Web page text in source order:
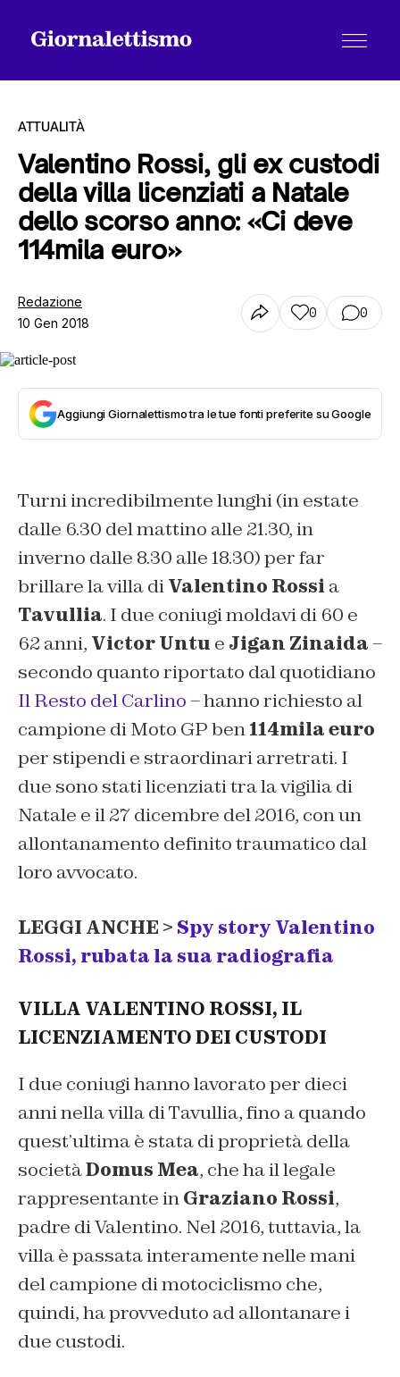
Tutti gli articoli
ATTUALITÀ
Valentino Rossi, gli ex custodi
della villa licenziati a Natale
dello scorso anno: «Ci deve
114mila euro»
Redazione
10 Gen 2018
0 0
Aggiungi Giornalettismo tra le tue fonti preferite su Google
Turni incredibilmente lunghi (in estate
dalle 6.30 del mattino alle 21.30, in
inverno dalle 8.30 alle 18.30) per far
brillare la villa diValentino Rossi a
Tavullia. I due coniugi moldavi di 60 e
62 anni, Victor Untu e Jigan Zinaida–
secondo quanto riportato dal quotidiano
Il Resto del Carlino– hanno richiesto al
campione di Moto GP ben114mila euro
per stipendi e straordinari arretrati. I
due sono stati licenziati tra la vigilia di
Natale e il 27 dicembre del 2016, con un
allontanamento definito traumatico dal
loro avvocato.
LEGGI ANCHE > Spy story Valentino
Rossi, rubata la sua radiografia
VILLA VALENTINO ROSSI, IL
LICENZIAMENTO DEI CUSTODI
I due coniugi hanno lavorato per dieci
anni nella villa di Tavullia, fino a quando
quest’ultima è stata di proprietà della
societàDomus Mea, che ha il legale
rappresentante inGraziano Rossi,
padre di Valentino. Nel 2016, tuttavia, la
villa è passata interamente nelle mani
del campione di motociclismo che,
quindi, ha provveduto ad allontanare i
due custodi.